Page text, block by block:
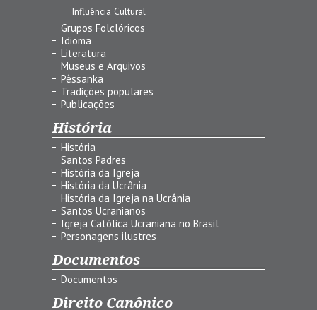
Influência Cultural
Grupos Folclóricos
Idioma
Literatura
Museus e Arquivos
Pêssanka
Tradições populares
Publicações
História
História
Santos Padres
História da Igreja
História da Ucrânia
História da Igreja na Ucrânia
Santos Ucranianos
Igreja Católica Ucraniana no Brasil
Personagens ilustres
Documentos
Documentos
Direito Canônico